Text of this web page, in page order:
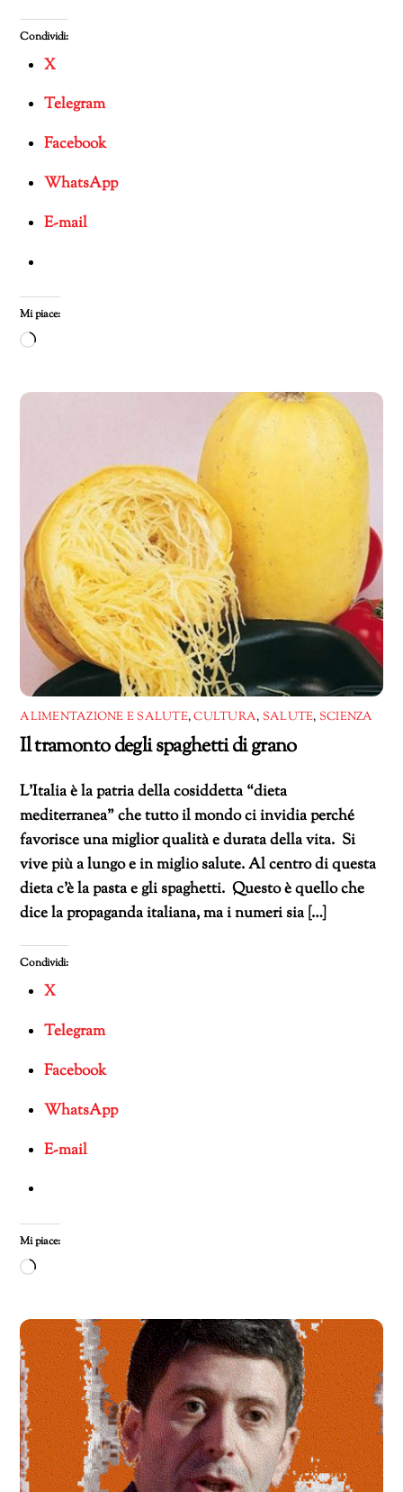
Condividi:
X
Telegram
Facebook
WhatsApp
E-mail
Mi piace:
Caricamento
corso…
ALIMENTAZIONE E SALUTE,CULTURA, SALUTE, SCIENZA
Il tramonto degli spaghetti di grano
L’Italia è la patria della cosiddetta “dieta
mediterranea” che tutto il mondo ci invidia perché
favorisce una miglior qualità e durata della vita. Si
vive più a lungo e in miglio salute. Al centro di questa
dieta c’è la pasta e gli spaghetti. Questo è quello che
dice la propaganda italiana, ma i numeri sia […]
Condividi:
X
Telegram
Facebook
WhatsApp
E-mail
Mi piace:
Caricamento
corso…